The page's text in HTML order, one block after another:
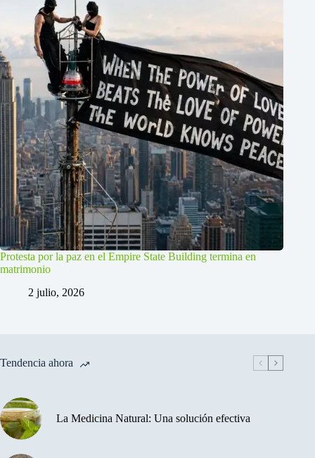
Protesta por la paz en el Empire State Building termina en
matrimonio
2 julio, 2026
Tendencia ahora
La Medicina Natural: Una solución efectiva